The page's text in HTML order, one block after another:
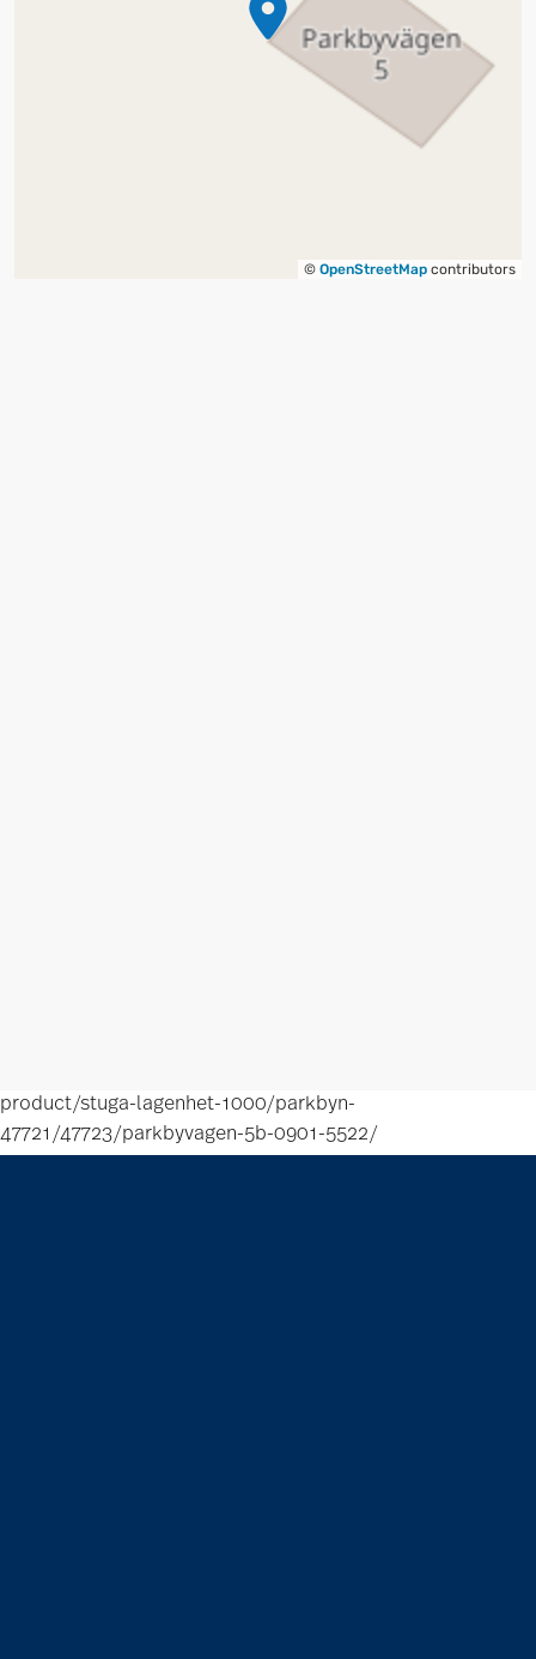
© OpenStreetMap contributors
product/stuga-lagenhet-1000/parkbyn-
47721/47723/parkbyvagen-5b-0901-5522/